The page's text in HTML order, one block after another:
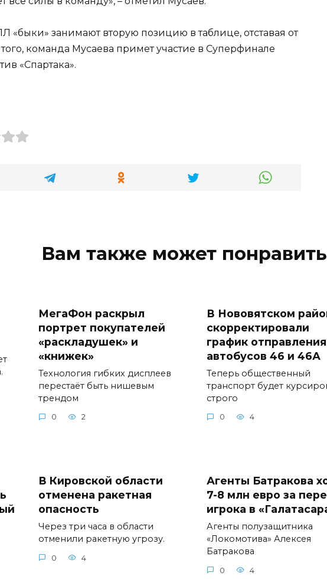
занимают вторую позицию в таблице, отставая от
команда Мусаева примет участие в Суперфинале
«Спартака».
Вам также может
МегаФон раскрыл
портрет покупателей
«раскладушек» и
«книжек»
Технология гибких дисплеев
перестаёт быть нишевым
трендом
0 2
В Нововятском
скорректировали
график отправления
автобусов 46 и 46А
Теперь общественный
транспорт будет
строго
0 4
В Кировской области
отменена ракетная
опасность
Через три часа в области
отменили ракетную угрозу.
0 4
Агенты Батракова
7-8 млн евро за
игрока в
Агенты полузащитника
«Локомотива» Алексея
Батракова
0 4